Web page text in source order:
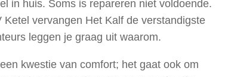
in huis. Soms is repareren niet voldoende.
Ketel vervangen Het Kalf de verstandigste
leggen je graag uit waarom.
kwestie van comfort; het gaat ook om